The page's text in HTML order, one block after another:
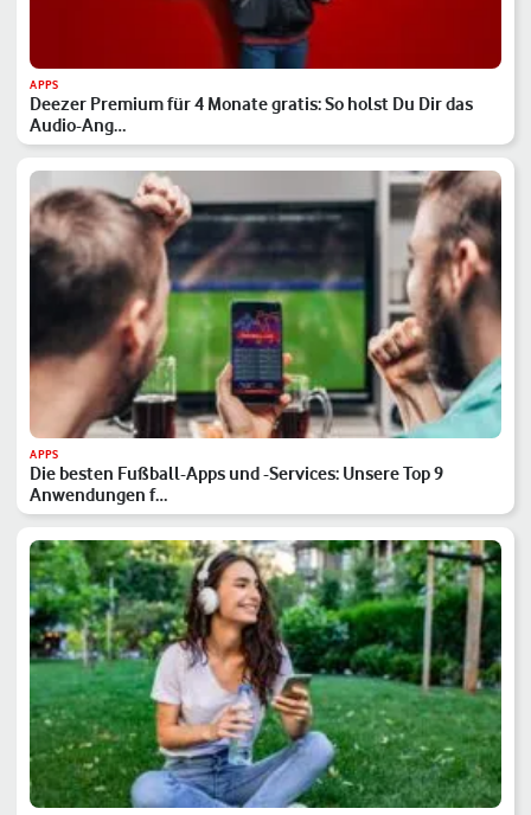
APPS
Deezer Premium für 4 Monate gratis: So holst Du Dir das
Audio-Ang…
APPS
Die besten Fußball-Apps und -Services: Unsere Top 9
Anwendungen f…